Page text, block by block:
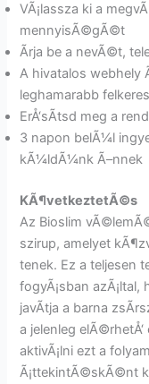
VÃ¡lassza ki a
mennyisÃ©gÃ©t
Ãrja be a nevÃ©t,
A hivatalos webhely
leghamarabb
ErÅ‘sÃ­tsd meg a
3 napon belÃ¼l
kÃ¼ldÃ¼nk Ã–nnek
KÃ¶vetkeztetÃ©s
Az Bioslim
szirup, amelyet
tenek. Ez a teljesen
fogyÃ¡sban
javÃ­tja a barna
a jelenleg
aktivÃ¡lni ezt a
Ã¡ttekintÃ©skÃ©nt